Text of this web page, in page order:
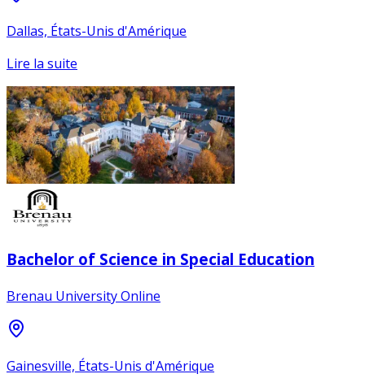
Dallas, États-Unis d'Amérique
Lire la suite
Bachelor of Science in Special Education
Brenau University Online
Gainesville, États-Unis d'Amérique